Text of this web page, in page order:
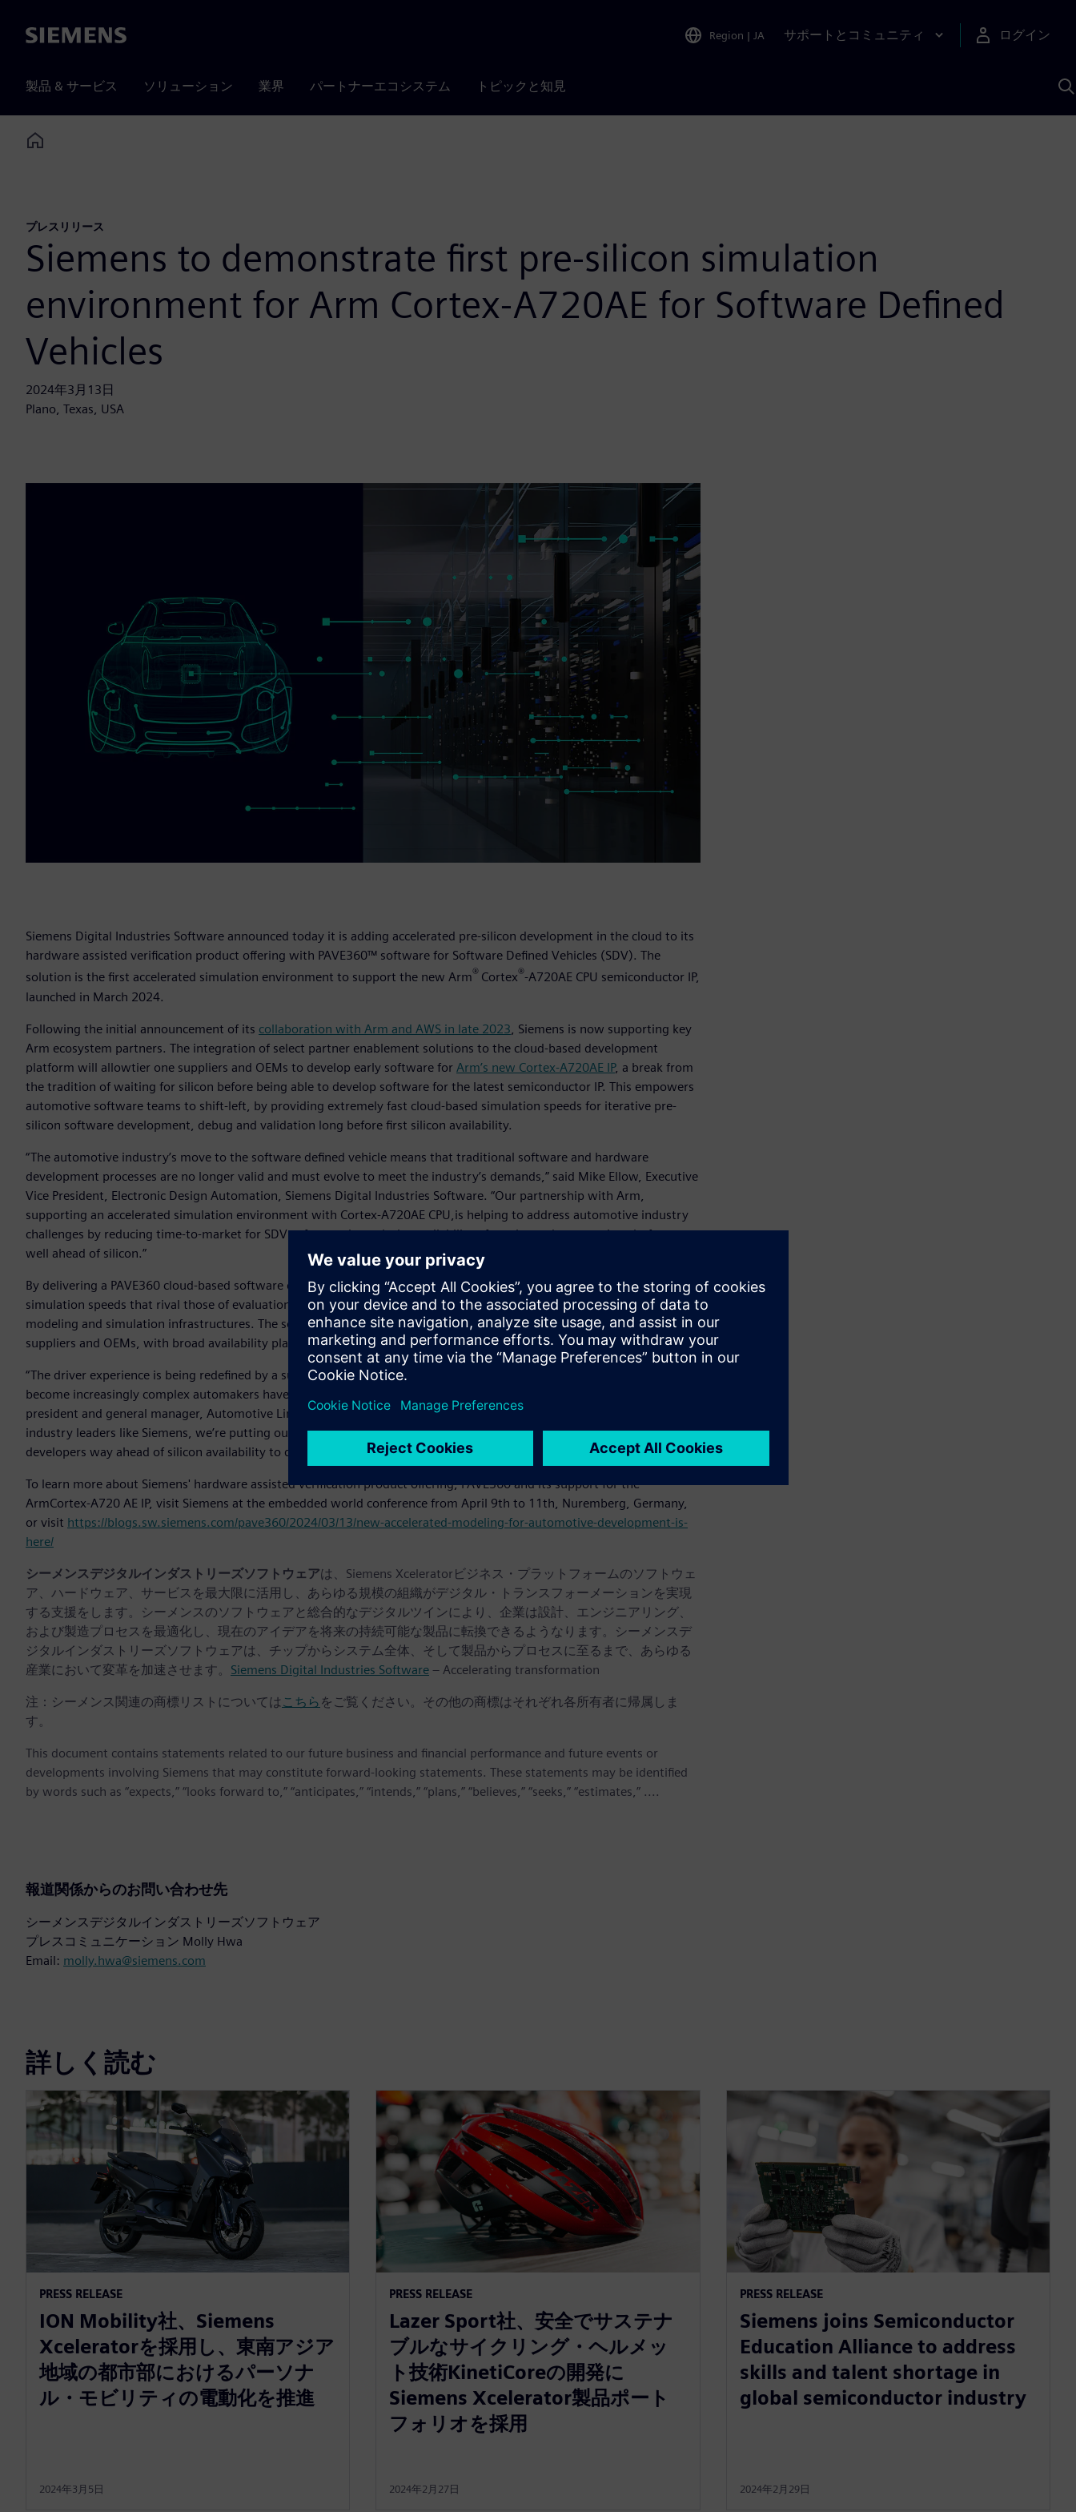
Siemens Region | JA サポートとコミュニティ ログイン
製品 & サービス ソリューション 業界 パートナーエコシステム トピックと知見
Home
プレスリリース
Siemens to demonstrate first pre-silicon simulation
environment for Arm Cortex-A720AE for Software Defined
Vehicles
2024年3月13日
Plano, Texas, USA
Siemens Digital Industries Software announced today it is adding accelerated pre-silicon development in the cloud to its
hardware assisted verification product offering with PAVE360™ software for Software Defined Vehicles (SDV). The
solution is the first accelerated simulation environment to support the new Arm® Cortex®-A720AE CPU semiconductor IP,
launched in March 2024.
Following the initial announcement of its collaboration with Arm and AWS in late 2023 , Siemens is now supporting key
Arm ecosystem partners. The integration of select partner enablement solutions to the cloud-based development
platform will allowtier one suppliers and OEMs to develop early software for Arm’s new Cortex-A720AE IP, a break from
the tradition of waiting for silicon before being able to develop software for the latest semiconductor IP. This empowers
automotive software teams to shift-left, by providing extremely fast cloud-based simulation speeds for iterative pre-
silicon software development, debug and validation long before first silicon availability.
“The automotive industry’s move to the software defined vehicle means that traditional software and hardware
development processes are no longer valid and must evolve to meet the industry’s demands,” said Mike Ellow, Executive
Vice President, Electronic Design Automation, Siemens Digital Industries Software. “Our partnership with Arm,
supporting an accelerated simulation environment with Cortex-A720AE CPU,is helping to address automotive industry
challenges by reducing time-to-market for SDV software through the availability of accelerated automotive platforms
well ahead of silicon.”
By delivering a PAVE360 cloud-based software development solution on AWS cloud services, developers can experience
simulation speeds that rival those of evaluation boards and remove the reliance on conventional slow on-premises
modeling and simulation infrastructures. The solution is available today to select software ecosystem partners, tier-one
suppliers and OEMs, with broad availability planned afterwards.
“The driver experience is being redefined by a surge of software requirements and AI advances, and as vehicle electronics
become increasingly complex automakers have to continue to innovate at pace,” said Dipti Vachani, senior vice
president and general manager, Automotive Line of Business, Arm. “By collaborating on new virtual platforms with
industry leaders like Siemens, we’re putting our latest Automotive Enhanced technologies into the hands of software
developers way ahead of silicon availability to dramatically accelerate time to market for the industry.”
To learn more about Siemens' hardware assisted verification product offering, PAVE360 and its support for the
ArmCortex-A720 AE IP, visit Siemens at the embedded world conference from April 9th to 11th, Nuremberg, Germany,
or visit https://blogs.sw.siemens.com/pave360/2024/03/13/new-accelerated-modeling-for-automotive-development-is-
here/
シーメンスデジタルインダストリーズソフトウェアは、Siemens Xceleratorビジネス・プラットフォームのソフトウェ
ア、ハードウェア、サービスを最大限に活用し、あらゆる規模の組織がデジタル・トランスフォーメーションを実現
する支援をします。シーメンスのソフトウェアと総合的なデジタルツインにより、企業は設計、エンジニアリング、
および製造プロセスを最適化し、現在のアイデアを将来の持続可能な製品に転換できるようなります。シーメンスデ
ジタルインダストリーズソフトウェアは、チップからシステム全体、そして製品からプロセスに至るまで、あらゆる
産業において変革を加速させます。 Siemens Digital Industries Software – Accelerating transformation
注：シーメンス関連の商標リストについては こちら をご覧ください。その他の商標はそれぞれ各所有者に帰属しま
す。
This document contains statements related to our future business and financial performance and future events or
developments involving Siemens that may constitute forward-looking statements. These statements may be identified
by words such as “expects,” “looks forward to,” “anticipates,” “intends,” “plans,” “believes,” “seeks,” “estimates,” ....
報道関係からのお問い合わせ先
シーメンスデジタルインダストリーズソフトウェア
プレスコミュニケーション Molly Hwa
Email: molly.hwa@siemens.com
詳しく読む
PRESS RELEASE
ION Mobility社、Siemens
Xceleratorを採用し、東南アジア
地域の都市部におけるパーソナ
ル・モビリティの電動化を推進
2024年3月5日
PRESS RELEASE
Lazer Sport社、安全でサステナ
ブルなサイクリング・ヘルメッ
ト技術KinetiCoreの開発に
Siemens Xcelerator製品ポート
フォリオを採用
2024年2月27日
PRESS RELEASE
Siemens joins Semiconductor
Education Alliance to address
skills and talent shortage in
global semiconductor industry
2024年2月29日